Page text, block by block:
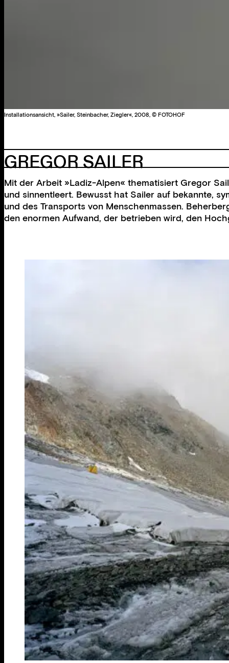
Installationsansicht, »Sailer, Steinbacher, Ziegler«, 2008, © FOTOHOF
GREGOR SAILER
Mit der Arbeit »Ladiz-Alpen« thematisiert Gregor
und sinnentleert. Bewusst hat Sailer auf bekannte,
und des Transports von Menschenmassen.
den enormen Aufwand, der betrieben wird, den